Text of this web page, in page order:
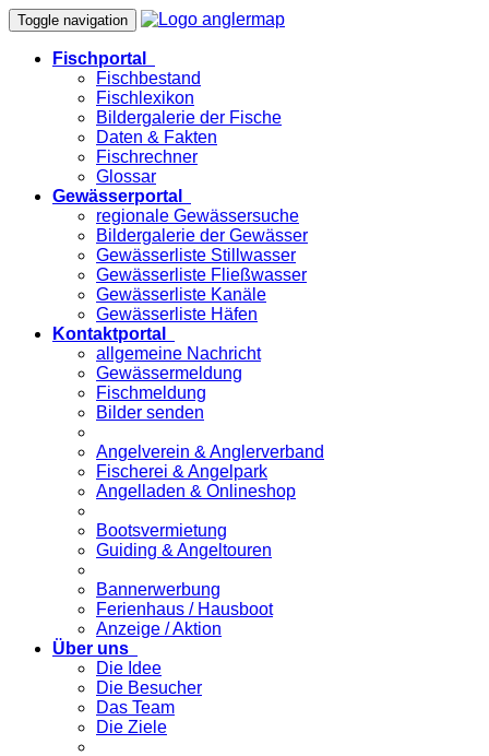
Toggle navigation
Fischportal
Fischbestand
Fischlexikon
Bildergalerie der Fische
Daten & Fakten
Fischrechner
Glossar
Gewässerportal
regionale Gewässersuche
Bildergalerie der Gewässer
Gewässerliste Stillwasser
Gewässerliste Fließwasser
Gewässerliste Kanäle
Gewässerliste Häfen
Kontaktportal
allgemeine Nachricht
Gewässermeldung
Fischmeldung
Bilder senden
Angelverein & Anglerverband
Fischerei & Angelpark
Angelladen & Onlineshop
Bootsvermietung
Guiding & Angeltouren
Bannerwerbung
Ferienhaus / Hausboot
Anzeige / Aktion
Über uns
Die Idee
Die Besucher
Das Team
Die Ziele